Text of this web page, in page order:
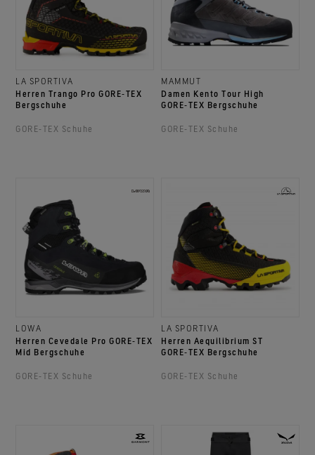
LA SPORTIVA
Herren Trango Pro GORE‑TEX
Bergschuhe
GORE‑TEX Schuhe
MAMMUT
Damen Kento Tour High
GORE‑TEX Bergschuhe
GORE‑TEX Schuhe
LOWA
Herren Cevedale Pro GORE‑TEX
Mid Bergschuhe
GORE‑TEX Schuhe
LA SPORTIVA
Herren Aequilibrium ST
GORE‑TEX Bergschuhe
GORE‑TEX Schuhe